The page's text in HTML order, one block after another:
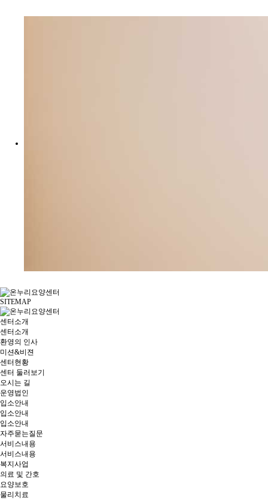
SITEMAP
센터소개
센터소개
환영의 인사
미션&비젼
센터현황
센터 둘러보기
오시는 길
운영법인
입소안내
입소안내
입소안내
자주묻는질문
서비스내용
서비스내용
복지사업
의료 및 간호
요양보호
물리치료